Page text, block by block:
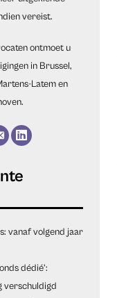
vereist.
ontmoet u
in Brussel,
Latem en
vanaf volgend jaar
dédié’:
verschuldigd